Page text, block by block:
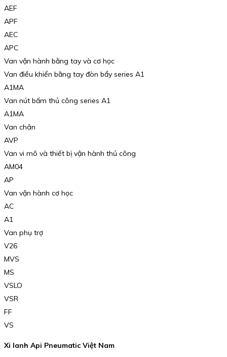
AEF
APF
AEC
APC
Van vận hành bằng tay và cơ học
Van điều khiển bằng tay đòn bẩy series A1
A1MA
Van nút bấm thủ công series A1
A1MA
Van chân
AVP
Van vi mô và thiết bị vận hành thủ công
AM04
AP
Van vận hành cơ học
AC
A1
Van phụ trợ
V26
MVS
MS
VSLO
VSR
FF
VS
Xi lanh Api Pneumatic Việt Nam